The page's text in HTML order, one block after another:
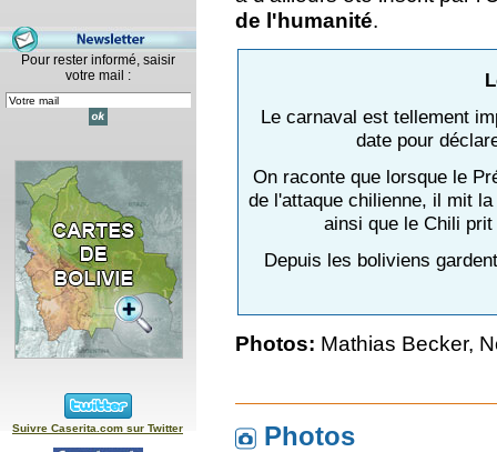
Pour rester informé, saisir
votre mail :
Suivre Caserita.com sur Twitter
de l'humanité.
Le carnaval est tellement
date pour
On raconte que lorsque le
de l'attaque chilienne, il mit
ainsi que le Chili
Depuis les boliviens
Photos: Mathias Becker,
Photos